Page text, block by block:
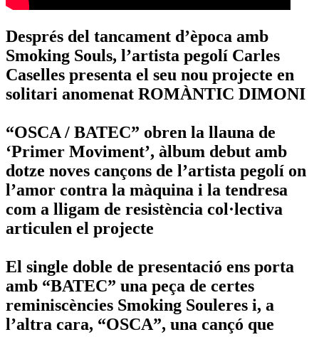
Després del tancament d’època amb
Smoking Souls, l’artista pegolí Carles
Caselles presenta el seu nou projecte en
solitari anomenat ROMÀNTIC DIMONI
“OSCA / BATEC” obren la llauna de
‘Primer Moviment’, àlbum debut amb
dotze noves cançons de l’artista pegolí on
l’amor contra la màquina i la tendresa
com a lligam de resistència col·lectiva
articulen el projecte
El single doble de presentació ens porta
amb “BATEC” una peça de certes
reminiscències Smoking Souleres i, a
l’altra cara, “OSCA”, una cançó que